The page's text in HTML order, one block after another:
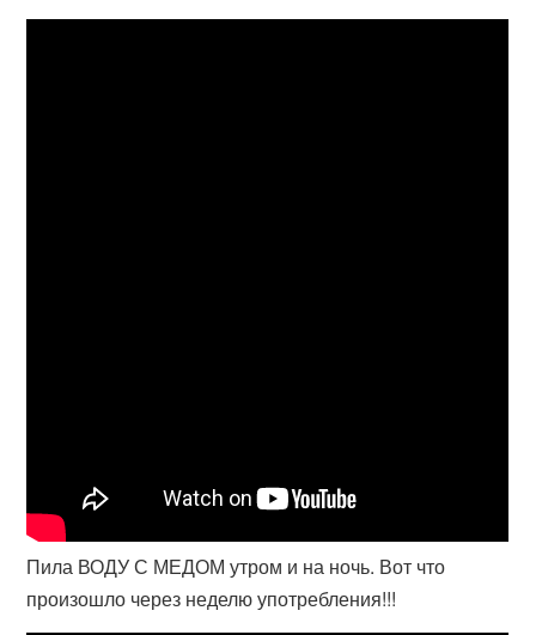
Пила ВОДУ С МЕДОМ утром и на ночь. Вот что
произошло через неделю употребления!!!